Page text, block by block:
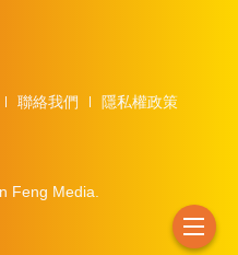
聯絡我們
隱私權政策
Feng Media.